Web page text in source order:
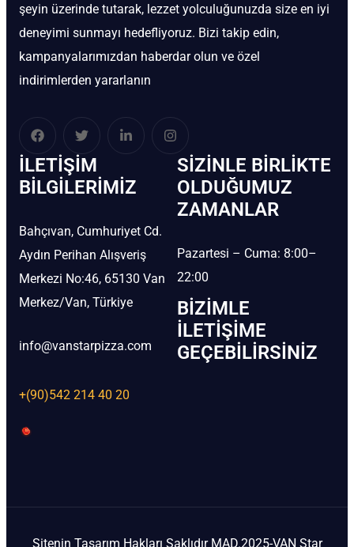
şeyin üzerinde tutarak, lezzet yolculuğunuzda size en iyi
deneyimi sunmayı hedefliyoruz. Bizi takip edin,
kampanyalarımızdan haberdar olun ve özel
indirimlerden yararlanın
İLETIŞIM
BİLGILERIMIZ
Bahçıvan, Cumhuriyet Cd.
Aydın Perihan Alışveriş
Merkezi No:46, 65130 Van
Merkez/Van, Türkiye
info@vanstarpizza.com
+(90)542 214 40 20
SIZINLE BIRLIKTE
OLDUĞUMUZ
ZAMANLAR
Pazartesi – Cuma: 8:00–
22:00
BIZIMLE
İLETIŞIME
GEÇEBILIRSINIZ
Sitenin Tasarım Hakları Saklıdır MAD.2025-VAN Star